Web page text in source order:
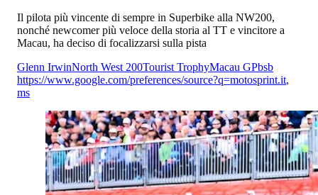
Il pilota più vincente di sempre in Superbike alla NW200,
nonché newcomer più veloce della storia al TT e vincitore a
Macau, ha deciso di focalizzarsi sulla pista
Glenn IrwinNorth West 200Tourist TrophyMacau GPbsb
https://www.google.com/preferences/source?q=motosprint.it,
ms